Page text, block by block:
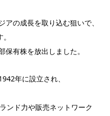
の成長を取り込む狙いで、
有株を放出しました。
年に設立され、
ンド力や販売ネットワーク